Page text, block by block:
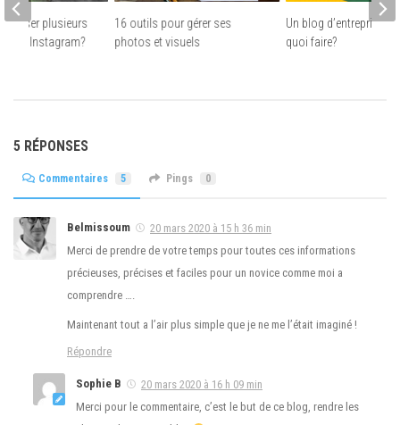
16 outils pour gérer ses
photos et visuels
Un blog d’entreprise,
quoi faire?
plusieurs
bio Instagram?
5 RÉPONSES
Commentaires 5 Pings 0
Belmissoum
20 mars 2020 à 15 h 36 min
Merci de prendre de votre temps pour toutes ces informations
précieuses, précises et faciles pour un novice comme moi a
comprendre ….
Maintenant tout a l’air plus simple que je ne me l’était imaginé !
Répondre
Sophie B
20 mars 2020 à 16 h 09 min
Merci pour le commentaire, c’est le but de ce blog, rendre les